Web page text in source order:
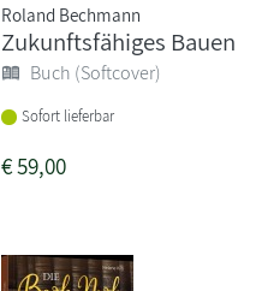
Roland Bechmann
Zukunftsfähiges Bauen
Buch (Softcover)
Sofort lieferbar
€59,00